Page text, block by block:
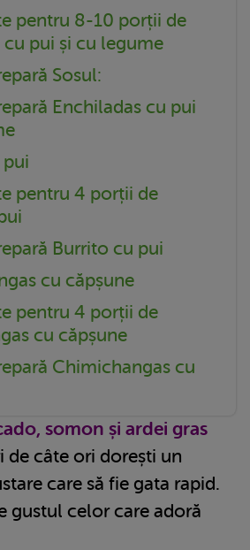
pentru 8-10 porții de
cu pui și cu legume
Sosul:
Enchiladas cu pui
pentru 4 porții de
Burrito cu pui
cu căpșune
pentru 4 porții de
cu căpșune
Chimichangas cu
somon și ardei gras
de câte ori dorești un
care să fie gata rapid.
gustul celor care adoră